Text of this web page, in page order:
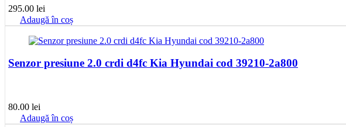
295.00 lei
Adaugă în coș
Senzor presiune 2.0 crdi d4fc Kia Hyundai cod 39210-2a800
80.00 lei
Adaugă în coș